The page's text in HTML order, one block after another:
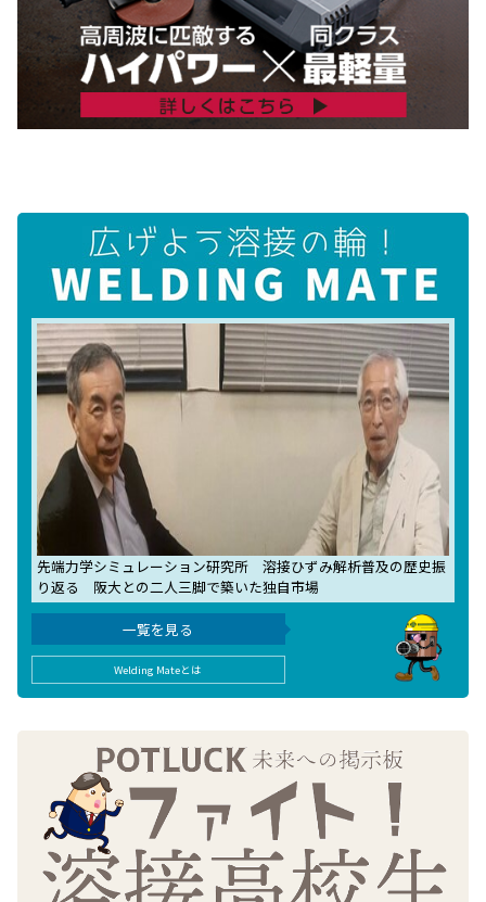
先端力学シミュレーション研究所 溶接ひずみ解析普及の歴史振
り返る 阪大との二人三脚で築いた独自市場
一覧を見る
Welding Mateとは